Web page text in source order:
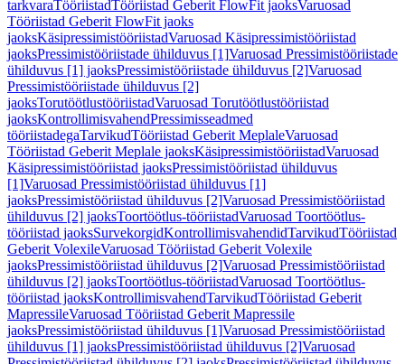
tarkvaraTööriistadTööriistad Geberit FlowFit jaoksVaruosad
Tööriistad Geberit FlowFit jaoks
jaoksKäsipressimistööriistadVaruosad Käsipressimistööriistad
jaoksPressimistööriistade ühilduvus [1]Varuosad Pressimistööriistade
ühilduvus [1] jaoksPressimistööriistade ühilduvus [2]Varuosad
Pressimistööriistade ühilduvus [2]
jaoksTorutöötlustööriistadVaruosad Torutöötlustööriistad
jaoksKontrollimisvahendPressimisseadmed
tööriistadegaTarvikudTööriistad Geberit MeplaleVaruosad
Tööriistad Geberit Meplale jaoksKäsipressimistööriistadVaruosad
Käsipressimistööriistad jaoksPressimistööriistad ühilduvus
[1]Varuosad Pressimistööriistad ühilduvus [1]
jaoksPressimistööriistad ühilduvus [2]Varuosad Pressimistööriistad
ühilduvus [2] jaoksToortöötlus-tööriistadVaruosad Toortöötlus-
tööriistad jaoksSurvekorgidKontrollimisvahendidTarvikudTööriistad
Geberit VolexileVaruosad Tööriistad Geberit Volexile
jaoksPressimistööriistad ühilduvus [2]Varuosad Pressimistööriistad
ühilduvus [2] jaoksToortöötlus-tööriistadVaruosad Toortöötlus-
tööriistad jaoksKontrollimisvahendTarvikudTööriistad Geberit
MapressileVaruosad Tööriistad Geberit Mapressile
jaoksPressimistööriistad ühilduvus [1]Varuosad Pressimistööriistad
ühilduvus [1] jaoksPressimistööriistad ühilduvus [2]Varuosad